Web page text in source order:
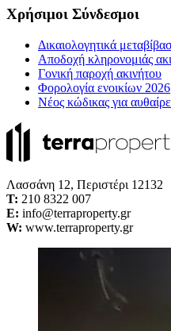
Χρήσιμοι Σύνδεσμοι
Δικαιολογητικά
Αποδοχή κληρονομιάς
Γονική παροχή ακινήτου
Φορολογία ενοικίων 2026
Νέος κώδικας για
Λασσάνη 12, Περιστέρι 12132
Τ: 210 8322 007
E: info@terraproperty.gr
W: www.terraproperty.gr